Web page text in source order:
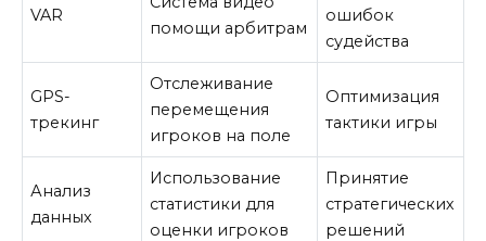
VAR
помощи арбитрам
ошибок
судейства
GPS-
трекинг
Отслеживание
перемещения
игроков на поле
Оптимизация
тактики игры
Анализ
данных
Использование
статистики для
оценки игроков
Принятие
стратегических
решений